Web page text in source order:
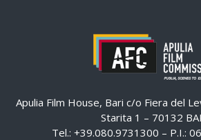
Apulia Film House, Bari c/o Fiera del
Starita 1 – 70132
Tel.: +39.080.9731300 – P.I.: